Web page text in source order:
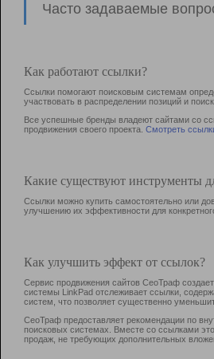
Часто задаваемые
Как работают ссылки?
Ссылки помогают поисковым системам
участвовать в раcпределении позиций и
Все успешные бренды владеют сайтами со
продвижения своего проекта. Смотреть
Какие существуют инструменты
Ссылки можно купить самостоятельно или
улучшению их эффективности для
Как улучшить эффект от ссылок?
Сервис продвижения сайтов СеоТраф
системы LinkPad отслеживает ссылки,
систем, что позволяет существенно
СеоТраф предоставляет рекомендации по
поисковых системах. Вместе со ссылками
продаж, не требующих дополнительных